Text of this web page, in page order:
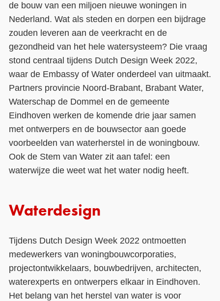
de bouw van een miljoen nieuwe woningen in
Nederland. Wat als steden en dorpen een bijdrage
zouden leveren aan de veerkracht en de
gezondheid van het hele watersysteem? Die vraag
stond centraal tijdens Dutch Design Week 2022,
waar de Embassy of Water onderdeel van uitmaakt.
Partners provincie Noord-Brabant, Brabant Water,
Waterschap de Dommel en de gemeente
Eindhoven werken de komende drie jaar samen
met ontwerpers en de bouwsector aan goede
voorbeelden van waterherstel in de woningbouw.
Ook de Stem van Water zit aan tafel: een
waterwijze die weet wat het water nodig heeft.
Waterdesign
Tijdens Dutch Design Week 2022 ontmoetten
medewerkers van woningbouwcorporaties,
projectontwikkelaars, bouwbedrijven, architecten,
waterexperts en ontwerpers elkaar in Eindhoven.
Het belang van het herstel van water is voor